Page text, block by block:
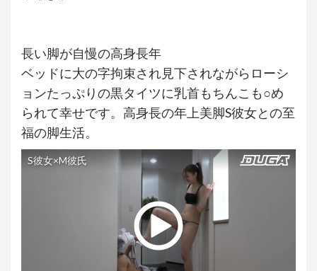
長い脚が自慢の高身長年
ベッドに大の字拘束され見下されながらローシ
ョンたっぷりの黒タイツに乳首もちんこも○め
られて幸せです。高身長の年上美脚S彼女との至
福の脚生活。